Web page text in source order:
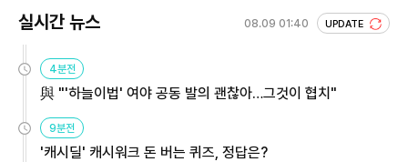
실시간 뉴스 08.09 01:40 UPDATE
4분전
與 "'하늘이법' 여야 공동 발의 괜찮아…그것이 협치"
9분전
'캐시딜' 캐시워크 돈 버는 퀴즈, 정답은?